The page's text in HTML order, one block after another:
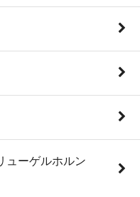
ューゲルホルン